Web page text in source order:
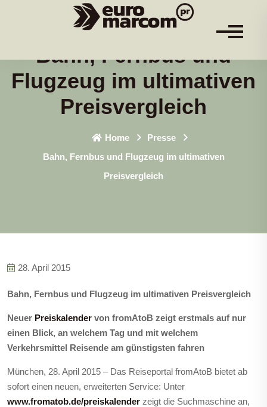
Bahn, Fernbus und
Flugzeug im ultimativen
Preisvergleich
Home
Presse
Bahn, Fernbus und Flugzeug im ultimativen
Preisvergleich
28. April 2015
Bahn, Fernbus und Flugzeug im ultimativen Preisvergleich
Neuer Preiskalender von fromAtoB zeigt erstmals auf nur
einen Blick, an welchem Tag und mit welchem
Verkehrsmittel Reisende am günstigsten fahren
München, 28. April 2015 – Das Reiseportal fromAtoB bietet ab
sofort einen neuen, erweiterten Service: Unter
www.fromatob.de/preiskalender zeigt die Suchmaschine an,